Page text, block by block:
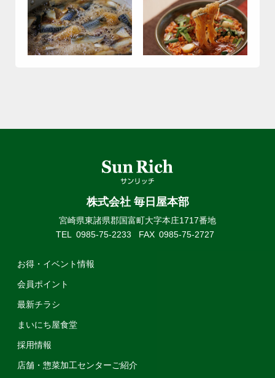
株式会社 毎日屋本部
宮崎県東諸県郡国富町大字本庄1717番地
TEL
0985-75-2233 FAX 0985-75-2727
お得・イベント情報
会員ポイント
最新チラシ
まいにち屋食堂
採用情報
店舗・惣菜加工センターご紹介